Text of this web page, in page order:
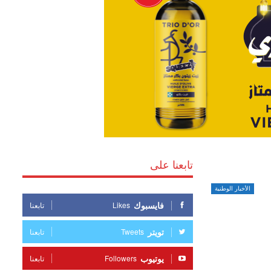
الأخبار الوطنية
تابعنا على
فايسبوك Likes تابعنا
تويتر Tweets تابعنا
يوتيوب Followers تابعنا